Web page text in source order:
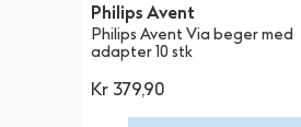
Philips Avent
Philips Avent Via beger med
adapter 10 stk
Kr 379,90